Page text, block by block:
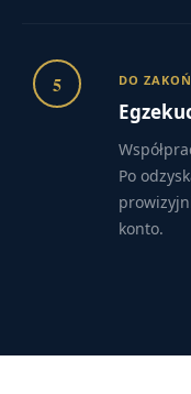
5 DO
Po
konto.